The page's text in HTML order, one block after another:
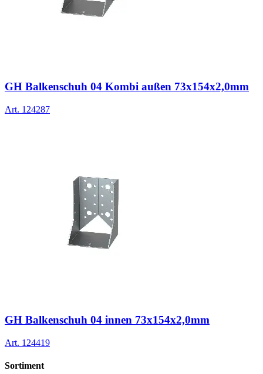
GH Balkenschuh 04 Kombi außen 73x154x2,0mm
Art. 124287
GH Balkenschuh 04 innen 73x154x2,0mm
Art. 124419
Sortiment